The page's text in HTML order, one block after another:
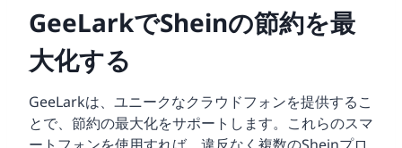
GeeLarkでSheinの節約を最
大化する
GeeLarkは、ユニークなクラウドフォンを提供するこ
とで、節約の最大化をサポートします。これらのスマ